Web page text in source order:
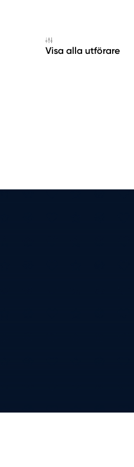
Visa alla utförare